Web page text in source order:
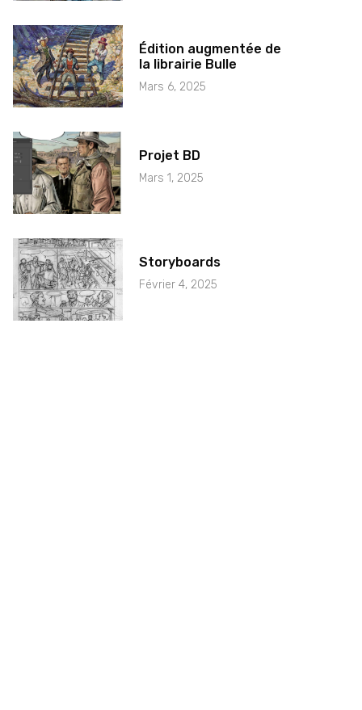
Édition augmentée de
la librairie Bulle
Mars 6, 2025
Projet BD
Mars 1, 2025
Storyboards
Février 4, 2025